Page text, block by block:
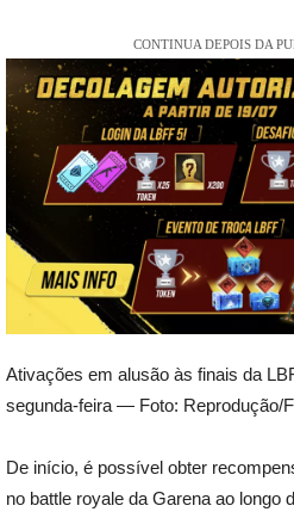
CONTINUA DEPOIS DA
Ativações em alusão às finais da
segunda-feira — Foto: Reprodução/
De início, é possível obter
no battle royale da Garena ao longo